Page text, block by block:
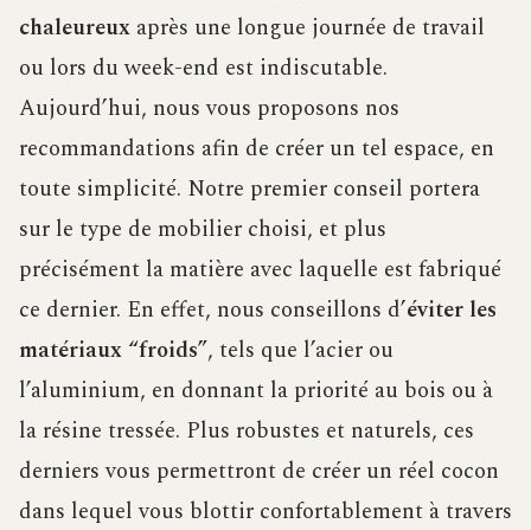
chaleureux après une longue journée de travail
ou lors du week-end est indiscutable.
Aujourd’hui, nous vous proposons nos
recommandations afin de créer un tel espace, en
toute simplicité. Notre premier conseil portera
sur le type de mobilier choisi, et plus
précisément la matière avec laquelle est fabriqué
ce dernier. En effet, nous conseillons d’éviter les
matériaux “froids”, tels que l’acier ou
l’aluminium, en donnant la priorité au bois ou à
la résine tressée. Plus robustes et naturels, ces
derniers vous permettront de créer un réel cocon
dans lequel vous blottir confortablement à travers